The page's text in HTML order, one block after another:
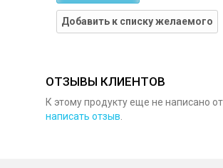
Добавить к списку желаемого
ОТЗЫВЫ КЛИЕНТОВ
К этому продукту еще не написано
написать отзыв